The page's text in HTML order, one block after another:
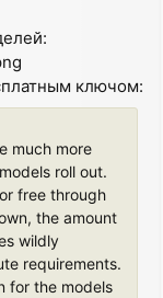
ключом:
much more
roll out.
free through
the amount
wildly
requirements.
for the models